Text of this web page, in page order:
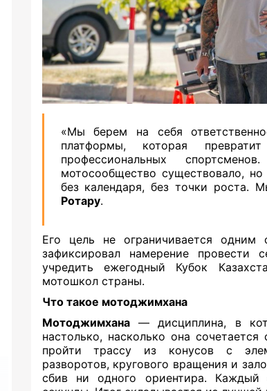
«Мы берем на себя
платформы, которая
профессиональных
мотосообщество существовало,
без календаря, без точки роста.
Ротару.
Его цель не ограничивается одним
зафиксировал намерение провести
учредить ежегодный Кубок
мотошкол страны.
Что такое мотоджимхана
Мотоджимхана— дисциплина, в
настолько, насколько она
пройти трассу из конусов с
разворотов, кругового вращения и
сбив ни одного ориентира.